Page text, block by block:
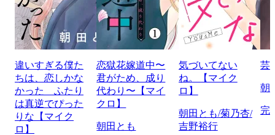
違いすぎる僕た
ちは、恋しかな
かった ふたり
は真逆でぴった
りな【マイク
ロ】
恋獄花嫁道中〜
君がため、成り
代わり〜【マイ
クロ】
朝田とも
気づいてない
ね。【マイク
ロ】
朝田とも/菊乃杏/
吉野裕行
芸
朝
完